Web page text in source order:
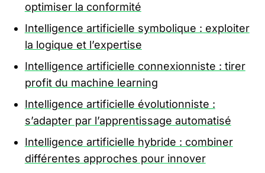
optimiser la conformité
Intelligence artificielle symbolique : exploiter
la logique et l’expertise
Intelligence artificielle connexionniste : tirer
profit du machine learning
Intelligence artificielle évolutionniste :
s’adapter par l’apprentissage automatisé
Intelligence artificielle hybride : combiner
différentes approches pour innover